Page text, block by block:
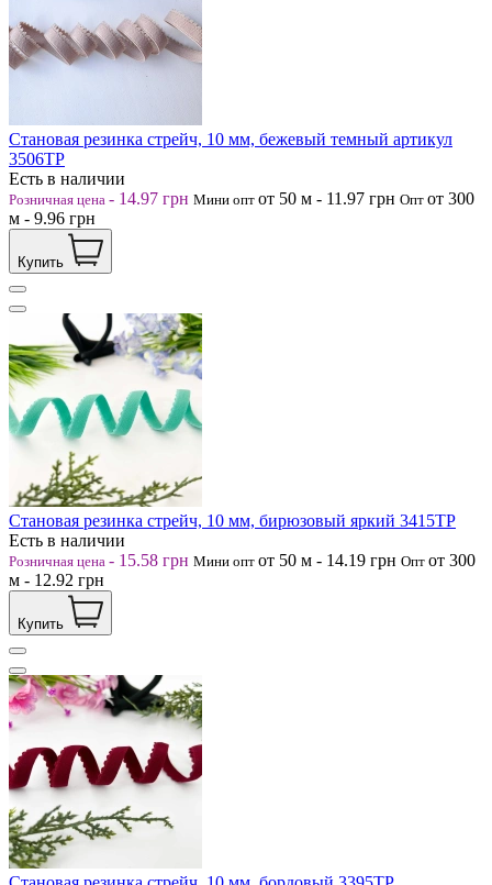
Становая резинка стрейч, 10 мм, бежевый темный артикул
3506ТР
Есть в наличии
Розничная цена - 14.97 грн Мини опт от 50 м - 11.97 грн Опт от 300
м - 9.96 грн
Купить
Становая резинка стрейч, 10 мм, бирюзовый яркий 3415ТР
Есть в наличии
Розничная цена - 15.58 грн Мини опт от 50 м - 14.19 грн Опт от 300
м - 12.92 грн
Купить